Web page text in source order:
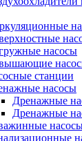
насосы
станции
насосы
Дренажные
Дренажные